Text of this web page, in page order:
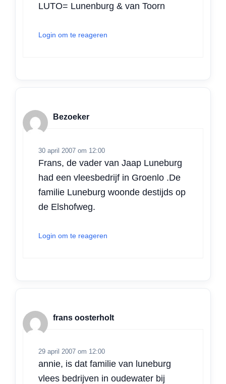
LUTO= Lunenburg & van Toorn
Login om te reageren
Bezoeker
30 april 2007 om 12:00
Frans, de vader van Jaap Luneburg
had een vleesbedrijf in Groenlo .De
familie Luneburg woonde destijds op
de Elshofweg.
Login om te reageren
frans oosterholt
29 april 2007 om 12:00
annie, is dat familie van luneburg
vlees bedrijven in oudewater bij